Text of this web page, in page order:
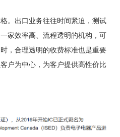
。出口业务往往时间紧迫，测试
家效率高、流程透明的机构，可
，合理透明的收费标准也是重要
户为中心，为客户提供高性价比